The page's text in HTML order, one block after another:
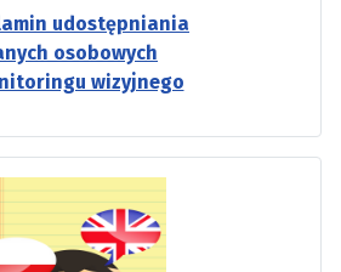
udostępniania
osobowych
wizyjnego